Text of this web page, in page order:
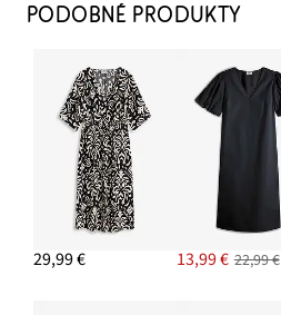
PODOBNÉ PRODUKTY
29,99 € 13,99 € 22,99 €